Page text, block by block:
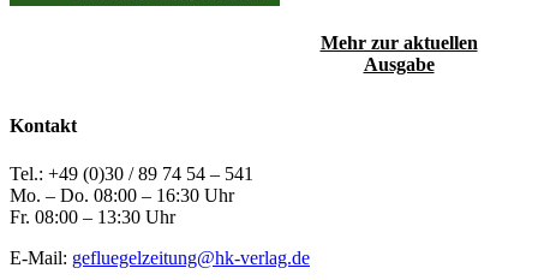
Mehr zur aktuellen
Ausgabe
Kontakt
Tel.: +49 (0)30 / 89 74 54 – 541
Mo. – Do. 08:00 – 16:30 Uhr
Fr. 08:00 – 13:30 Uhr
E-Mail: gefluegelzeitung@hk-verlag.de